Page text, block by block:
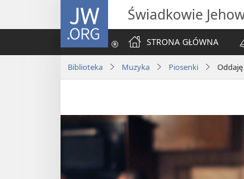
JW.ORG Świadkowie
STRONA GŁÓWNA
Biblioteka Muzyka Piosenki